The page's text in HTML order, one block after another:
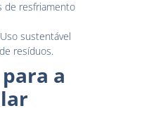
de resfriamento
sustentável
resíduos.
a